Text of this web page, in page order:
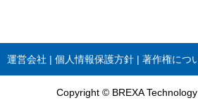
運営会社 個人情報保護方針 著作権につ
Copyright © BREXA